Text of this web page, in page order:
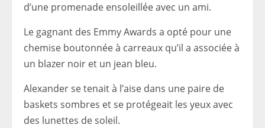
d’une promenade ensoleillée avec un ami.
Le gagnant des Emmy Awards a opté pour une
chemise boutonnée à carreaux qu’il a associée à
un blazer noir et un jean bleu.
Alexander se tenait à l’aise dans une paire de
baskets sombres et se protégeait les yeux avec
des lunettes de soleil.